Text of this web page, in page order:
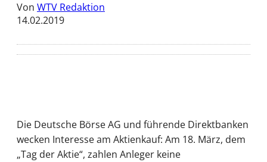
Von WTV Redaktion
14.02.2019
Die Deutsche Börse AG und führende Direktbanken
wecken Interesse am Aktienkauf: Am 18. März, dem
„Tag der Aktie“, zahlen Anleger keine